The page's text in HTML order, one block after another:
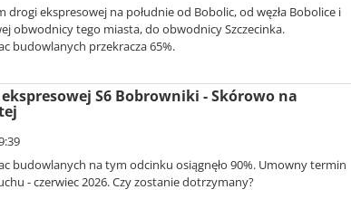
drogi ekspresowej na południe od Bobolic, od węzła Bobolice i
obwodnicy tego miasta, do obwodnicy Szczecinka.
budowlanych przekracza 65%.
S6 Bobrowniki - Skórowo na
budowlanych na tym odcinku osiągnęło 90%. Umowny termin
- czerwiec 2026. Czy zostanie dotrzymany?